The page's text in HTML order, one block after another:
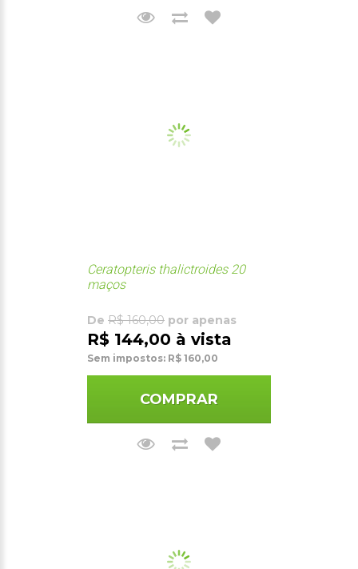
Ceratopteris thalictroides 20
maços
De R$ 160,00 por apenas
R$ 144,00 à vista
Sem impostos: R$ 160,00
COMPRAR